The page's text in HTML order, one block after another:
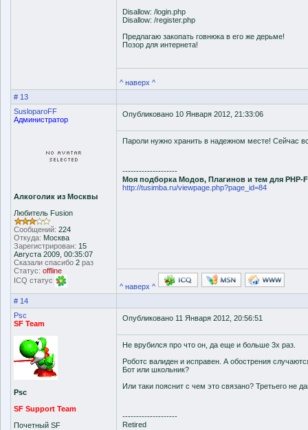
Disallow: /login.php
Disallow: /register.php
Предлагаю закопать говнюка в его же дерьме!
Позор для интернета!
^ наверх ^
# 13
SusloparoFF
Администратор
Алкоголик из Москвы
Любитель Fusion
Сообщений: 224
Откуда: Москва
Зарегистрирован: 15
Августа 2009, 00:35:07
Сказали спасибо 2 раз
Статус: offline
ICQ статус
Опубликовано 10 Января 2012, 21:33:06
Пароли нужно хранить в надежном месте! Сейчас
--------------------
Моя подборка Модов, Плагинов и тем для PHP-
http://tusimba.ru/viewpage.php?page_id=84
^ наверх ^
# 14
Psc
SF Team
Psc
SF Support Team
Почетный SF
Опубликовано 11 Января 2012, 20:56:51
Не врубился про что он, да еще и больше 3х раз.
Роботс валиден и исправен. А обострения
Бот или школьник?
Или таки пояснит с чем это связано? Третьего не
--------------------
Retired